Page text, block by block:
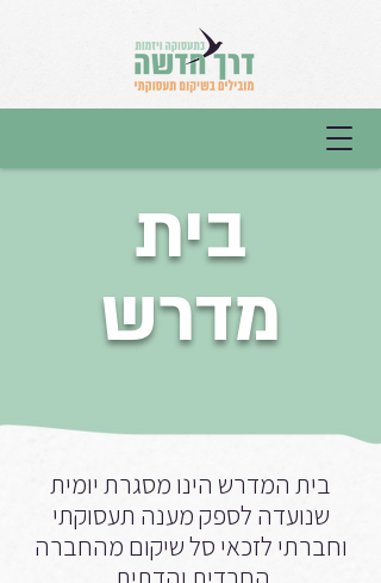
בית
מדרש
בית המדרש הינו מסגרת יומית
שנועדה לספק מענה תעסוקתי
וחברתי לזכאי סל שיקום מהחברה